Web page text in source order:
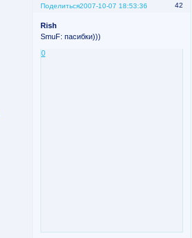
Поделиться 42
2007-10-07 18:53:36
Rish
SmuF: пасибки)))
0